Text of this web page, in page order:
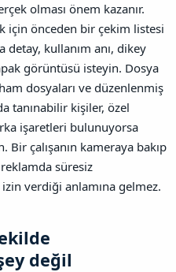
olması önem kazanır.
için önceden bir çekim listesi
detay, kullanım anı, dikey
görüntüsü isteyin. Dosya
dosyaları ve düzenlenmiş
tanınabilir kişiler, özel
işaretleri bulunuyorsa
çalışanın kameraya bakıp
süresiz
verdiği anlamına gelmez.
değil​